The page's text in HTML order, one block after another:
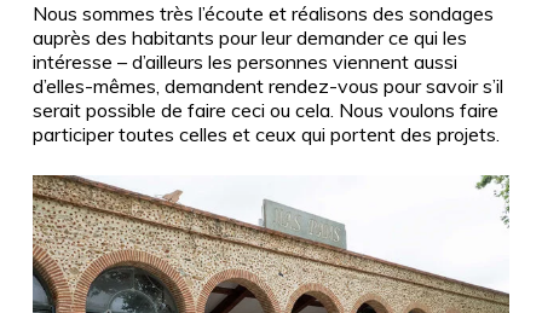
Nous sommes très l’écoute et réalisons des sondages
auprès des habitants pour leur demander ce qui les
intéresse – d’ailleurs les personnes viennent aussi
d’elles-mêmes, demandent rendez-vous pour savoir s’il
serait possible de faire ceci ou cela. Nous voulons faire
participer toutes celles et ceux qui portent des projets.